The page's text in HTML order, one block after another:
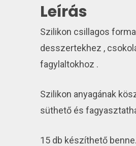
Leírás
Szilikon csillagos
desszertekhez ,
fagylaltokhoz .
Szilikon anyagának
süthető és
15 db készíthető benne.